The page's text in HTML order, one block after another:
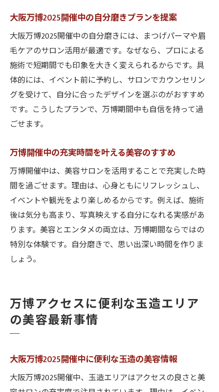
大阪万博2025開催中の自分磨きプランを提案
大阪万博2025開催中の自分磨きには、まつげパーマや眉
毛ケアのサロン活用が最適です。なぜなら、プロによる
施術で短期間でも印象を大きく変えられるからです。具
体的には、イベント前に予約し、サロンでカウンセリン
グを受けて、自分に合ったデザインを選ぶのがおすすめ
です。こうしたプランで、万博期間中も自信を持って過
ごせます。
万博開催中の充実時間を叶える美容のすすめ
万博開催中は、美容サロンを活用することで充実した時
間を過ごせます。理由は、心身ともにリフレッシュし、
イベントや観光をより楽しめるからです。例えば、施術
後は気分も高まり、写真映えする自分になれる実感があ
ります。美容とエンタメの両立は、万博期間ならではの
特別な体験です。自分磨きで、思い出深い時間を作りま
しょう。
万博アクセスに便利な玉造エリア
の美容最新事情
大阪万博2025開催中に便利な玉造の美容情報
大阪万博2025開催中、玉造エリアはアクセスの良さと美